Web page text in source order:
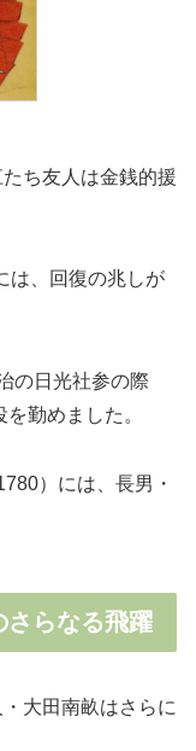
ち友人は金銭的援
は、回復の兆しが
の日光社参の際
勤めました。
）には、長男・
さらなる飛躍
大田南畝はさらに